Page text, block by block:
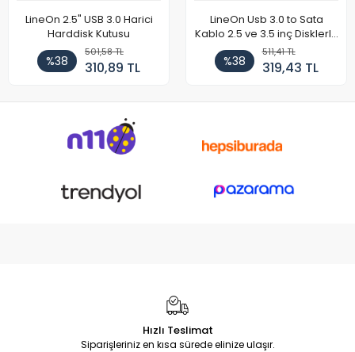
LineOn 2.5" USB 3.0 Harici
Harddisk Kutusu
%38
501,58 TL
310,89 TL
LineOn Usb 3.0 to Sata
Kablo 2.5 ve 3.5 inç Disklerle
Uyumlu
%38
511,41 TL
319,43 TL
Hızlı Teslimat
Siparişleriniz en kısa sürede elinize ulaşır.